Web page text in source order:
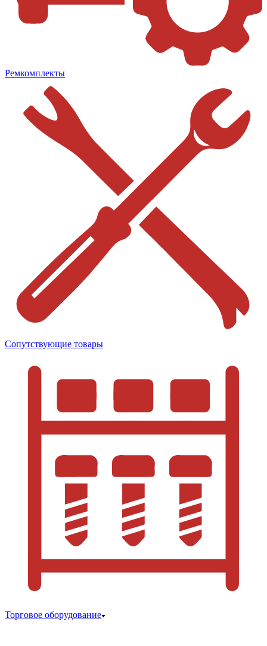
Ремкомплекты
Сопутствующие товары
Торговое оборудование